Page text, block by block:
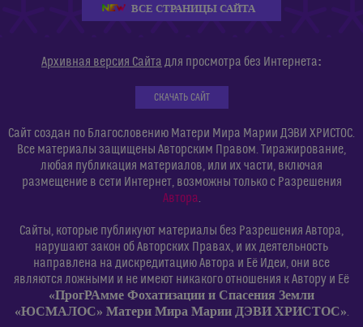
ВСЕ СТРАНИЦЫ САЙТА
Архивная версия Сайта для просмотра без Интернета:
СКАЧАТЬ САЙТ
Сайт создан по Благословению Матери Мира Марии ДЭВИ ХРИСТОС.
Все материалы защищены Авторским Правом. Тиражирование,
любая публикация материалов, или их части, включая
размещение в сети Интернет, возможны только с Разрешения
Автора.
Сайты, которые публикуют материалы без Разрешения Автора,
нарушают закон об Авторских Правах, и их деятельность
направлена на дискредитацию Автора и Её Идеи, они все
являются ложными и не имеют никакого отношения к Автору и Её
«ПрогРАмме Фохатизации и Спасения Земли
«ЮСМАЛОС» Матери Мира Марии ДЭВИ ХРИСТОС».